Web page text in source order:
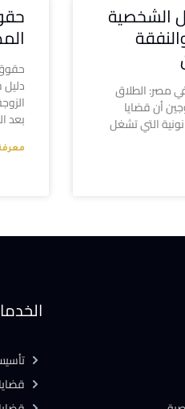
الشخصية
مصر: الطلاق
أن قضايا
التي تشغل
بعد